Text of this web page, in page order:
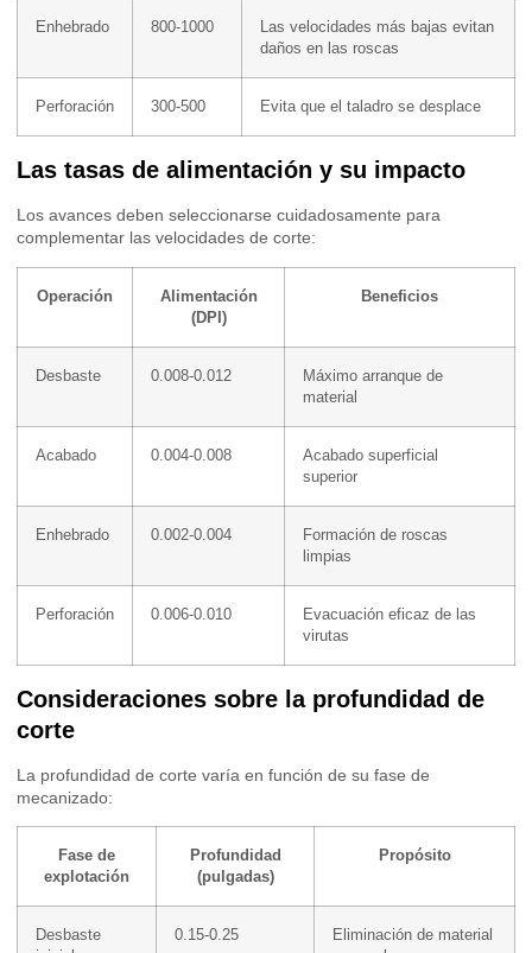
Enhebrado 800-1000
Las velocidades más bajas evitan
daños en las roscas
Perforación 300-500 Evita que el taladro se desplace
Las tasas de alimentación y su impacto
Los avances deben seleccionarse cuidadosamente para
complementar las velocidades de corte:
Operación
Alimentación
(DPI)
Beneficios
Desbaste 0.008-0.012
Máximo arranque de
material
Acabado 0.004-0.008
Acabado superficial
superior
Enhebrado 0.002-0.004
Formación de roscas
limpias
Perforación 0.006-0.010
Evacuación eficaz de las
virutas
Consideraciones sobre la profundidad de
corte
La profundidad de corte varía en función de su fase de
mecanizado:
Fase de
explotación
Profundidad
(pulgadas)
Propósito
Desbaste
0.15-0.25
Eliminación de material